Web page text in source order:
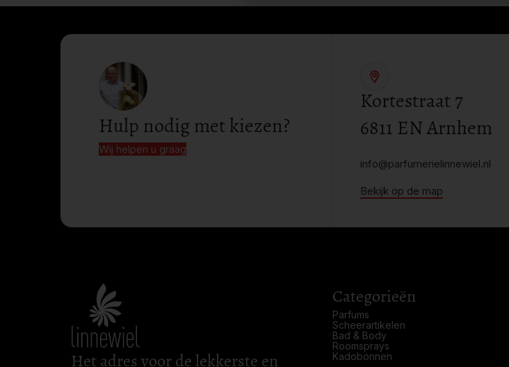
Hulp nodig met kiezen?
Wij helpen u graag
Kortestraat 7
6811 EN Arnhem
info@parfumerielinnewiel.nl
Bekijk op de map
Het adres voor de lekkerste en
Categorieën
Parfums
Scheerartikelen
Bad & Body
Roomsprays
Kadobonnen